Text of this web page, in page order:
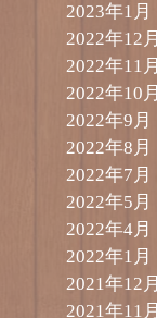
2023年1月
2022年12月
2022年11月
2022年10月
2022年9月
2022年8月
2022年7月
2022年5月
2022年4月
2022年1月
2021年12月
2021年11月